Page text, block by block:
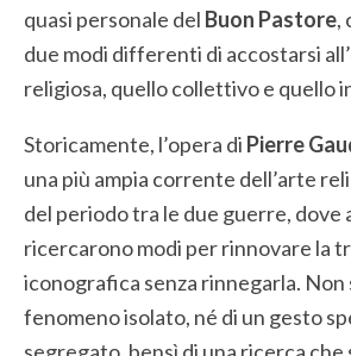
quasi personale del Buon Pastore,
due modi differenti di accostarsi
religiosa, quello collettivo e quello
Storicamente, l’opera di Pierre
una più ampia corrente dell’arte
del periodo tra le due guerre, dove
ricercarono modi per rinnovare la
iconografica senza rinnegarla. Non
fenomeno isolato, né di un gesto